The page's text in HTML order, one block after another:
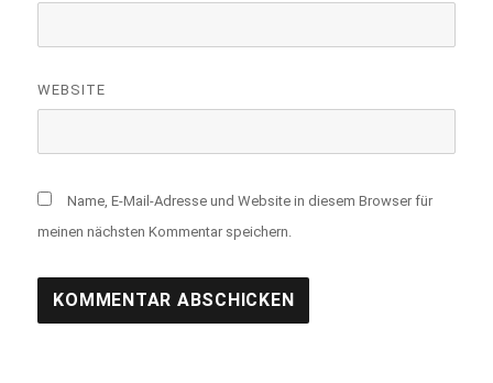
WEBSITE
Name, E-Mail-Adresse und Website in diesem Browser für
meinen nächsten Kommentar speichern.